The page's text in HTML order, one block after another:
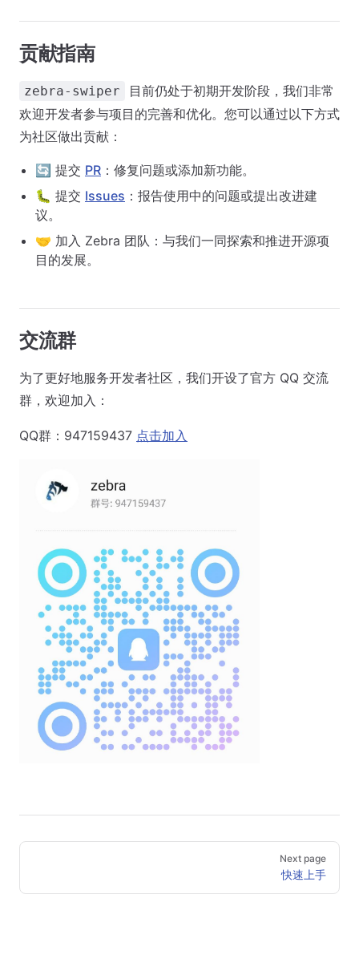
贡献指南
zebra-swiper
目前仍处于初期开发阶段，我们非常
欢迎开发者参与项目的完善和优化。您可以通过以下方式
为社区做出贡献：
🔄 提交 PR ：修复问题或添加新功能。
🐛 提交 Issues ：报告使用中的问题或提出改进建
议。
🤝 加入 Zebra 团队：与我们一同探索和推进开源项
目的发展。
交流群
为了更好地服务开发者社区，我们开设了官方 QQ 交流
群，欢迎加入：
QQ群：947159437 点击加入
Pager
Next page
快速上手